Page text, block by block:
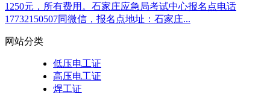
1250元，所有费用。石家庄应急局考试中心报名点电话
17732150507同微信，报名点地址：石家庄...
网站分类
低压电工证
高压电工证
焊工证